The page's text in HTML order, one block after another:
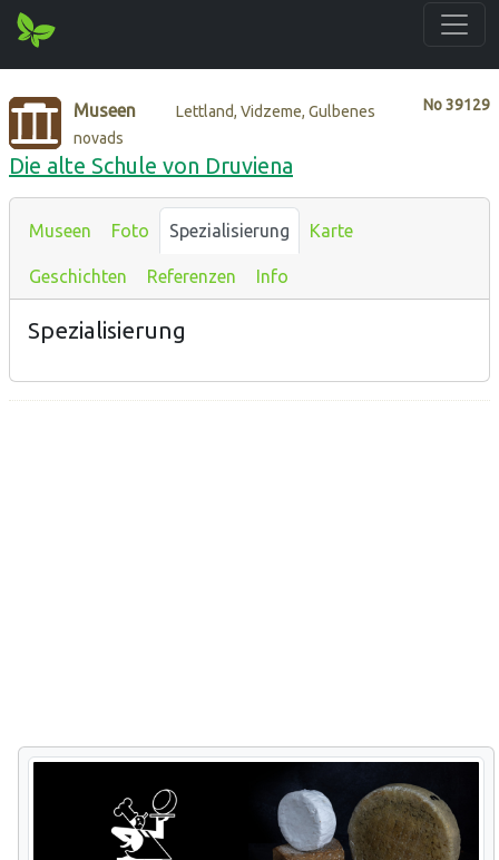
No39129
Museen
Lettland, Vidzeme, Gulbenes
novads
Die alte Schule von Druviena
Museen Foto Spezialisierung Karte
Geschichten Referenzen Info
Spezialisierung